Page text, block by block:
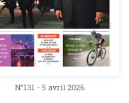
N°131 - 5 avril 2026